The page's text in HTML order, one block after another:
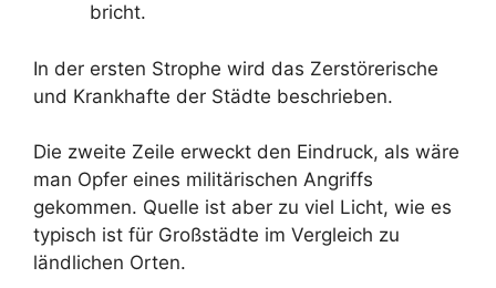
bricht.
In der ersten Strophe wird das Zerstörerische
und Krankhafte der Städte beschrieben.
Die zweite Zeile erweckt den Eindruck, als wäre
man Opfer eines militärischen Angriffs
gekommen. Quelle ist aber zu viel Licht, wie es
typisch ist für Großstädte im Vergleich zu
ländlichen Orten.